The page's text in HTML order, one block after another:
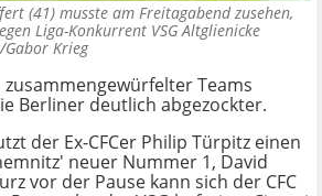
(41) musste am Freitagabend zusehen,
Liga-Konkurrent VSG Altglienicke
Krieg
Teams
Berliner deutlich abgezockter.
der Ex-CFCer Philip Türpitz einen
neuer Nummer 1, David
vor der Pause kann sich der CFC